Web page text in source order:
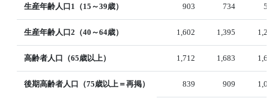
生産年齢人口1（15～39歳） 903 734
生産年齢人口2（40～64歳） 1,602 1,395
高齢者人口（65歳以上） 1,712 1,683
後期高齢者人口（75歳以上＝再掲） 839 909